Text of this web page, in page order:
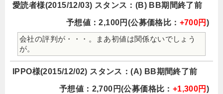
愛読者様(2015/12/03) スタンス：(B) BB期間終了前
予想値：2,100円(公募価格比： +700円 )
会社の評判が・・・。まあ初値は関係ないでしょう
が。
IPPO様(2015/12/02) スタンス：(A) BB期間終了前
予想値：2,700円(公募価格比： +1,300円 )